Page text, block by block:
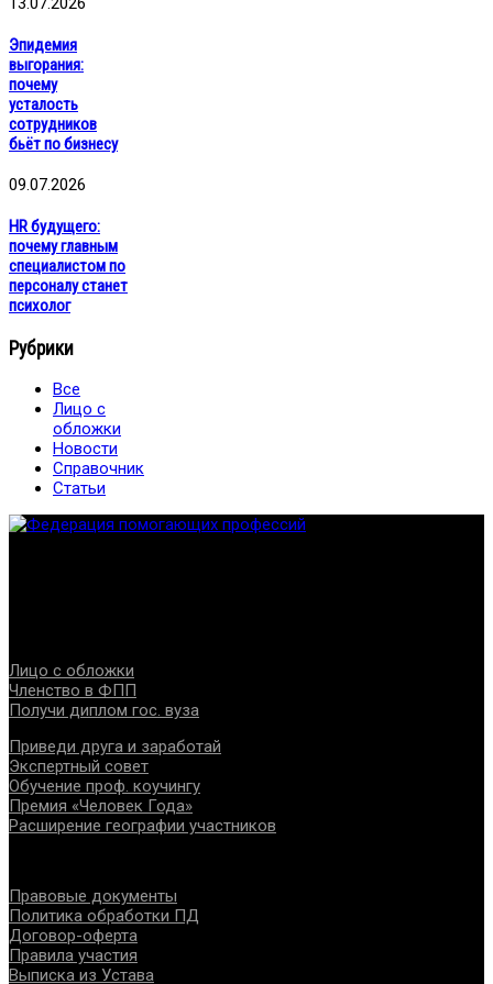
Эпидемия
выгорания:
почему
усталость
сотрудников
бьёт по бизнесу
09.07.2026
HR будущего:
почему главным
специалистом по
персоналу станет
психолог
Рубрики
Все
Лицо с
обложки
Новости
Справочник
Статьи
Лицо с обложки
Членство в ФПП
Получи диплом гос. вуза
Приведи друга и заработай
Экспертный совет
Обучение проф. коучингу
Премия «Человек Года»
Расширение географии участников
Правовые документы
Политика обработки ПД
Договор-оферта
Правила участия
Выписка из Устава